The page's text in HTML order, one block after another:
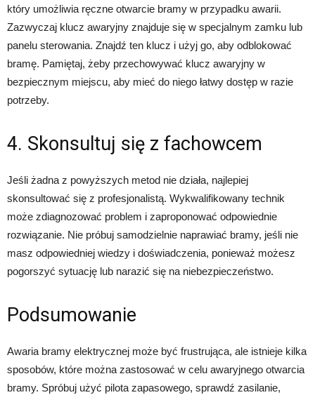
który umożliwia ręczne otwarcie bramy w przypadku awarii.
Zazwyczaj klucz awaryjny znajduje się w specjalnym zamku lub
panelu sterowania. Znajdź ten klucz i użyj go, aby odblokować
bramę. Pamiętaj, żeby przechowywać klucz awaryjny w
bezpiecznym miejscu, aby mieć do niego łatwy dostęp w razie
potrzeby.
4. Skonsultuj się z fachowcem
Jeśli żadna z powyższych metod nie działa, najlepiej
skonsultować się z profesjonalistą. Wykwalifikowany technik
może zdiagnozować problem i zaproponować odpowiednie
rozwiązanie. Nie próbuj samodzielnie naprawiać bramy, jeśli nie
masz odpowiedniej wiedzy i doświadczenia, ponieważ możesz
pogorszyć sytuację lub narazić się na niebezpieczeństwo.
Podsumowanie
Awaria bramy elektrycznej może być frustrująca, ale istnieje kilka
sposobów, które można zastosować w celu awaryjnego otwarcia
bramy. Spróbuj użyć pilota zapasowego, sprawdź zasilanie,